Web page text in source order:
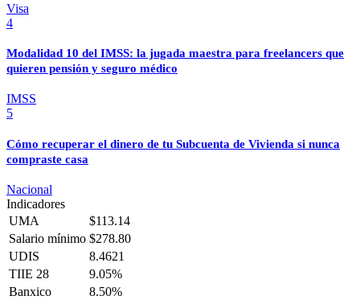
Visa
4
Modalidad 10 del IMSS: la jugada maestra para freelancers que
quieren pensión y seguro médico
IMSS
5
Cómo recuperar el dinero de tu Subcuenta de Vivienda si nunca
compraste casa
Nacional
Indicadores
UMA
$113.14
Salario mínimo $278.80
UDIS
8.4621
TIIE 28
9.05%
Banxico
8.50%